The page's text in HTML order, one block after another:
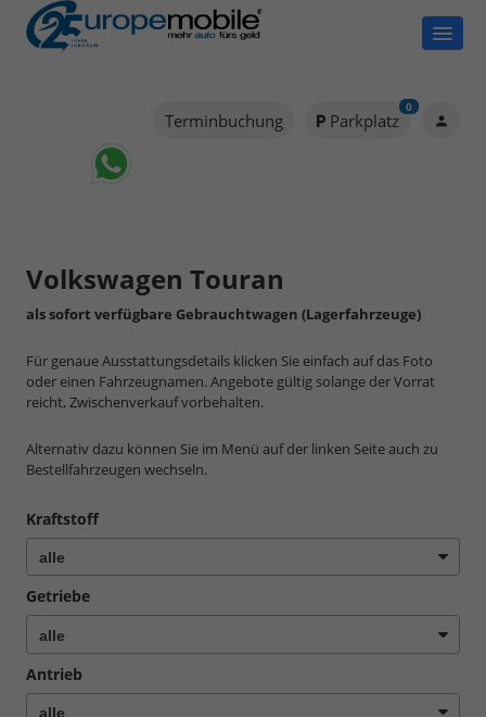
Terminbuchung Parkplatz
0
Volkswagen Touran
als sofort verfügbare Gebrauchtwagen (Lagerfahrzeuge)
Für genaue Ausstattungsdetails klicken Sie einfach auf das Foto
oder einen Fahrzeugnamen. Angebote gültig solange der Vorrat
reicht, Zwischenverkauf vorbehalten.
Alternativ dazu können Sie im Menü auf der linken Seite auch zu
Bestellfahrzeugen wechseln.
Kraftstoff
Getriebe
Antrieb